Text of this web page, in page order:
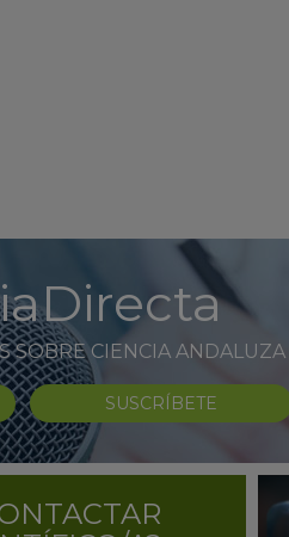
SOBRE CIENCIA ANDALUZA
SUSCRÍBETE